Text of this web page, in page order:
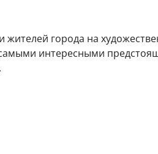
жителей города на
интересными